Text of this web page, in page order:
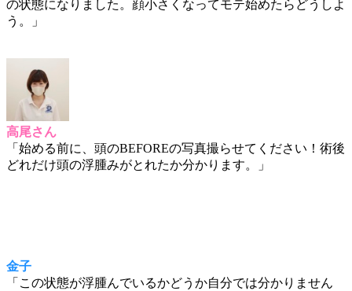
の状態になりました。顔小さくなってモテ始めたらどうしよ
う。」
高尾さん
「始める前に、頭のBEFOREの写真撮らせてください！術後
どれだけ頭の浮腫みがとれたか分かります。」
金子
「この状態が浮腫んでいるかどうか自分では分かりません